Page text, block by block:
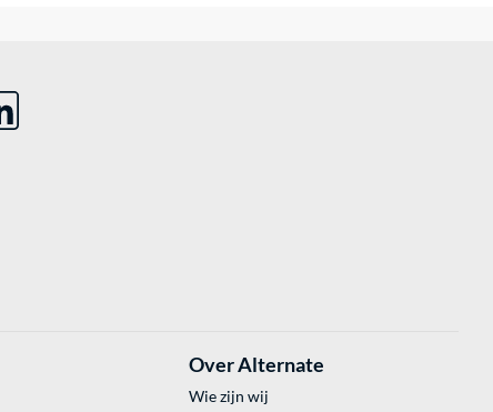
Over Alternate
Wie zijn wij